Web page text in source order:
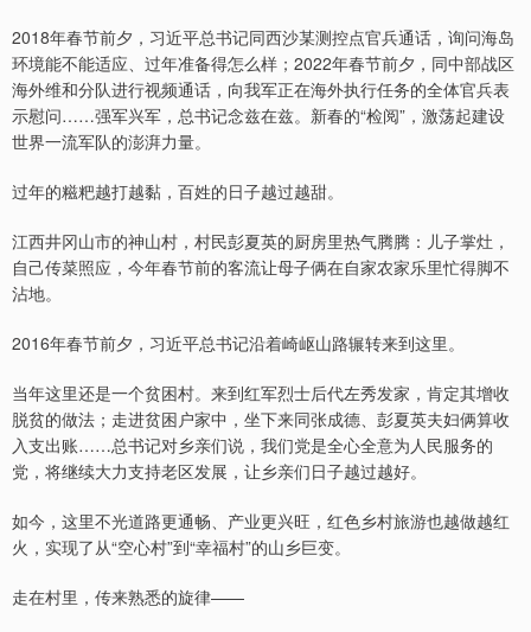
2018年春节前夕，习近平总书记同西沙某测控点官兵通话，询问海岛
环境能不能适应、过年准备得怎么样；2022年春节前夕，同中部战区
海外维和分队进行视频通话，向我军正在海外执行任务的全体官兵表
示慰问……强军兴军，总书记念兹在兹。新春的“检阅”，激荡起建设
世界一流军队的澎湃力量。
过年的糍粑越打越黏，百姓的日子越过越甜。
江西井冈山市的神山村，村民彭夏英的厨房里热气腾腾：儿子掌灶，
自己传菜照应，今年春节前的客流让母子俩在自家农家乐里忙得脚不
沾地。
2016年春节前夕，习近平总书记沿着崎岖山路辗转来到这里。
当年这里还是一个贫困村。来到红军烈士后代左秀发家，肯定其增收
脱贫的做法；走进贫困户家中，坐下来同张成德、彭夏英夫妇俩算收
入支出账……总书记对乡亲们说，我们党是全心全意为人民服务的
党，将继续大力支持老区发展，让乡亲们日子越过越好。
如今，这里不光道路更通畅、产业更兴旺，红色乡村旅游也越做越红
火，实现了从“空心村”到“幸福村”的山乡巨变。
走在村里，传来熟悉的旋律——